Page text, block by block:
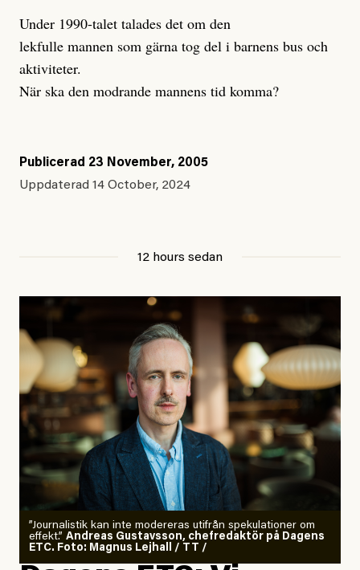
Under 1990-talet talades det om den
lekfulle mannen som gärna tog del i barnens bus och
aktiviteter.
När ska den modrande mannens tid komma?
Publicerad 23 November, 2005
Uppdaterad 14 October, 2024
12 hours sedan
”Journalistik kan inte modereras utifrån spekulationer om
effekt.” Andreas Gustavsson, chefredaktör på Dagens
ETC. Foto: Magnus Lejhall / TT /